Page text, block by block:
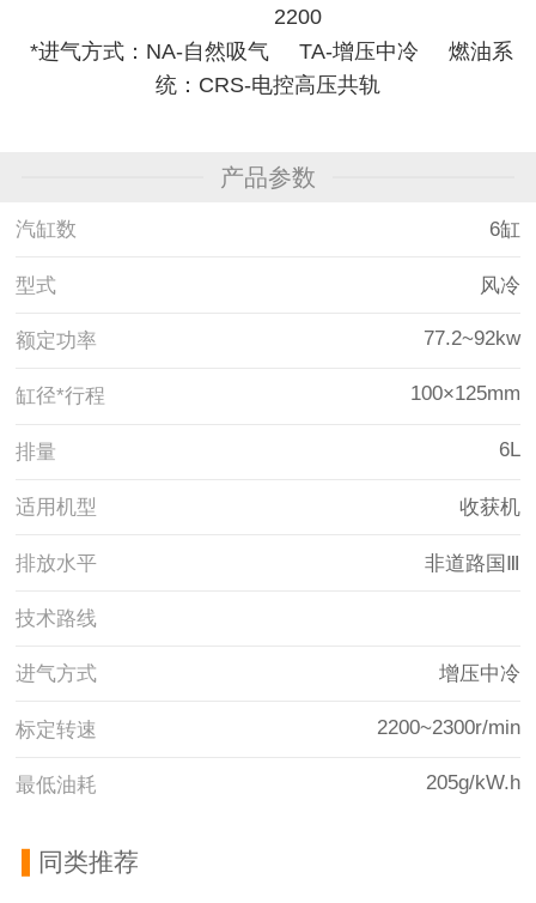
2200
*进气方式：NA-自然吸气 TA-增压中冷 燃油系
统：CRS-电控高压共轨
产品参数
汽缸数 6缸
型式 风冷
额定功率 77.2~92kw
缸径*行程 100×125mm
排量 6L
适用机型 收获机
排放水平 非道路国Ⅲ
技术路线
进气方式 增压中冷
标定转速 2200~2300r/min
最低油耗 205g/kW.h
同类推荐